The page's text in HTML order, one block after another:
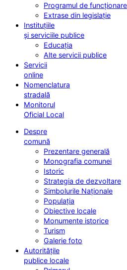
Programul de
Extrase din legislație
Instituțiile
și serviciile publice
Educația
Alte servicii publice
Servicii
online
Nomenclatura
stradală
Monitorul
Oficial Local
Despre
comună
Prezentare generală
Monografia comunei
Istoric
Strategia de dezvoltare
Simbolurile Naționale
Populația
Obiective locale
Monumente istorice
Turism
Galerie foto
Autoritățile
publice locale